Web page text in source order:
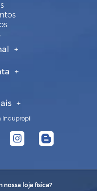
Indupropil
nossa loja física?